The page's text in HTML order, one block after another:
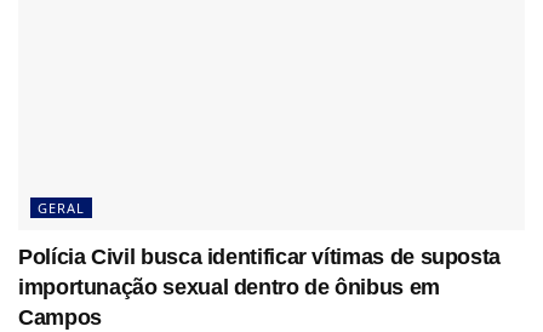
GERAL
Polícia Civil busca identificar vítimas de suposta
importunação sexual dentro de ônibus em
Campos